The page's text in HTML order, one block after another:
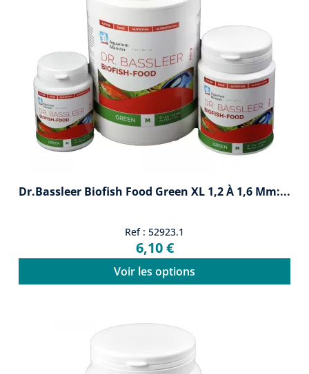
Dr.Bassleer Biofish Food Green XL 1,2 À 1,6 Mm:...
Ref : 52923.1
6,10 €
Voir les options